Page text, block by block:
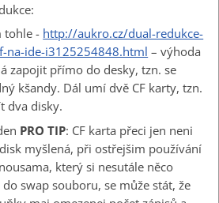
tohle - http://aukro.cz/dual-redukce-
na-ide-i3125254848.html – výhoda
zapojit přímo do desky, tzn. se
kšandy. Dál umí dvě CF karty, tzn.
dva disky.
PRO TIP: CF karta přeci jen neni
myšlená, při ostřejšim používání
který si nesutále něco
swap souboru, se může stát, že